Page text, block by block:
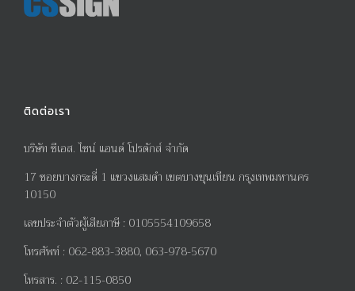
ติดต่อเรา
บริษัท ซีเอส. ไซน์ แอนด์ โปรดักส์ จำกัด
17ซอยบางกระดี่ 1 แขวงแสมดำ เขตบางขุนเทียน กรุงเทพมหานคร
10150
เลขประจำตัวผู้เสียภาษี : 0105554109658
โทรศัพท์ : 062-883-3880, 063-978-5670
โทรสาร. : 02-115-0850